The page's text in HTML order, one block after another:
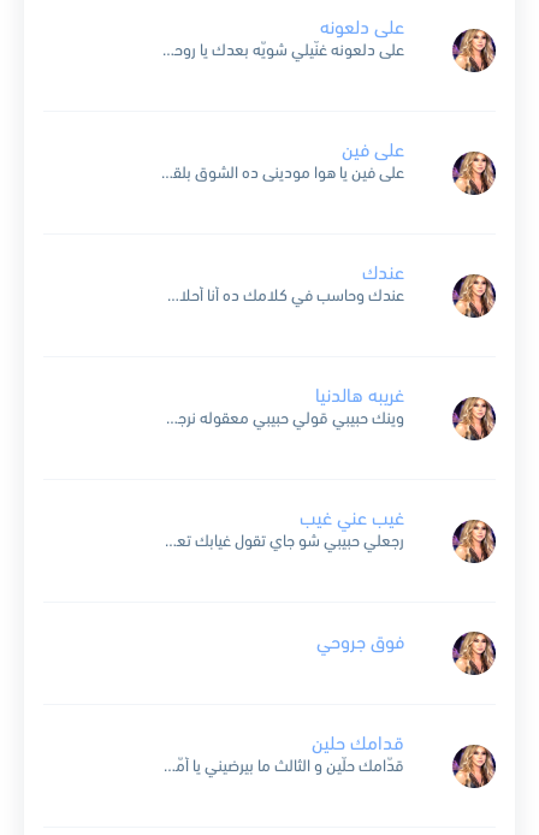
على دلعونه
على دلعونه غنّيلي شويّه بعدك يا روحي بتفكّر فيّي على دلعونه غنّيلي شويّه بعدك يا روحي بتفكّر فيّي سوى شو رقصنا عهالغنيّه وشو كانت حلوه السهره ومجنونا دلعن دلعن على...
على فين
على فين يا هوا مودينى ده الشوق بلقاه بيكوينى و بموت من لمسه من ايده و عينيه من نظره تحينى ده اللى مدوبنى مسهر عينى فى ليلى من شوقى لحبى...
عندك
عندك وحاسب في كلامك ده أنا أحلامك في حد يجرح أحلامه و جنته تكون قدامه و يسيبها ويروح على ناره عندك وحاسب في كلامك و أنا قدامك أنا فرصه لو...
غريبه هالدنيا
وينك حبيبي قولي حبيبي معقوله نرجع سوا بعدك فى بالى و بعدك يا غالى يحرم عليا الهوا غريبة هالدنيا غريبى تنسانى وتبقى حبيبى يا ويلى ما بقدر انساك لحالي عم...
غيب عني غيب
رجعلي حبيبي شو جاي تقول غيابك تعبني تركني على طول غرامك جرحني وانت المسؤول بتغيب الليالي وقلبك مشغول رجعلي حبيبي شو جاي تقول غيابك تعبني تركني على طول غرامك جرحني...
فوق جروحي
قدامك حلين
قدّامك حلّين و الثالث ما بيرضيني يا أمّا تركني فلّ تركني روح و فلّ يا أمّا حدّك خلّيني بيقولا اللي بيحبّ ما بيزعّل أحبابو و إنت عندك قلب مسكّر عليّي...